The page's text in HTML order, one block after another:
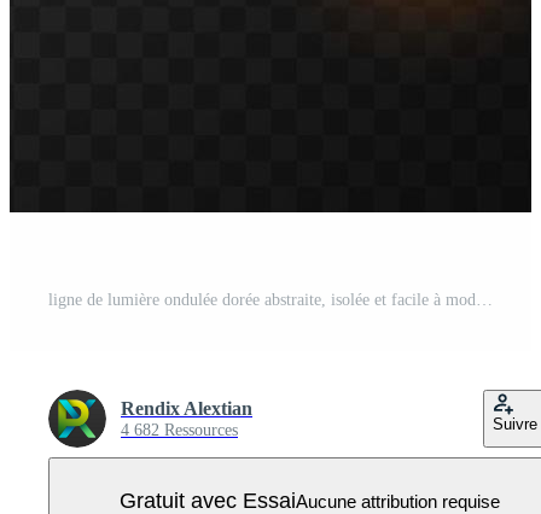
ligne de lumière ondulée dorée abstraite, isolée et facile à modifier. illustration vectorielle Vecteur Pro
Rendix Alextian
4 682 Ressources Suivre
Gratuit avec EssaiAucune attribution requise